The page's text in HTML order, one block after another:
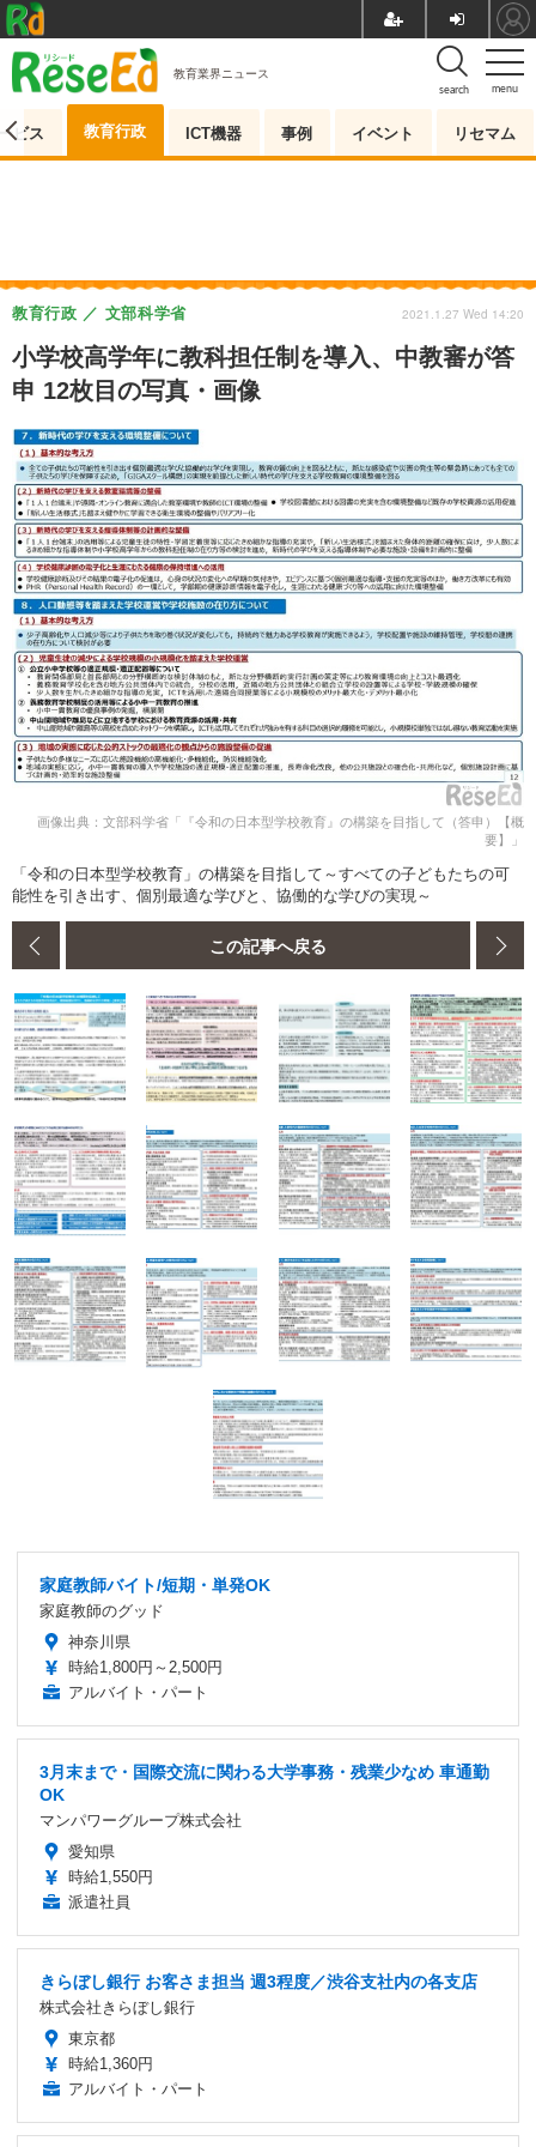
menu
search
教育業界ニュース
ビス 教育行政 ICT機器 事例 イベント リセマム
小学校高学年に教科担任制を導入、中教審が答
申 12枚目の写真・画像
教育行政 文部科学省 2021.1.27 Wed 14:20
画像出典：文部科学省「『令和の日本型学校教育』の構築を目指して（答申）【概
要】」
「令和の日本型学校教育」の構築を目指して～すべての子どもたちの可
能性を引き出す、個別最適な学びと、協働的な学びの実現～
この記事へ戻る
家庭教師バイト/短期・単発OK
家庭教師のグッド
神奈川県
時給1,800円～2,500円
アルバイト・パート
3月末まで・国際交流に関わる大学事務・残業少なめ 車通勤
OK
マンパワーグループ株式会社
愛知県
時給1,550円
派遣社員
きらぼし銀行 お客さま担当 週3程度／渋谷支社内の各支店
株式会社きらぼし銀行
東京都
時給1,360円
アルバイト・パート